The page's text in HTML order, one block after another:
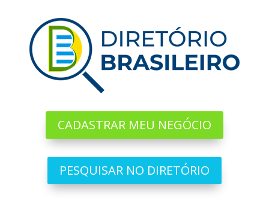
CADASTRAR MEU NEGÓCIO
PESQUISAR NO DIRETÓRIO